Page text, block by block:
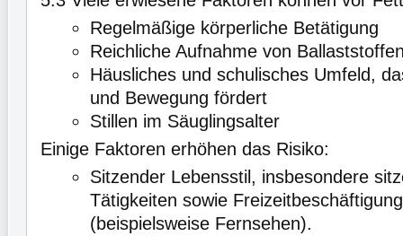
Regelmäßige körperliche Betätigung
Reichliche Aufnahme von
Häusliches und schulisches Umfeld,
und Bewegung fördert
Stillen im Säuglingsalter
Einige Faktoren erhöhen das Risiko:
Sitzender Lebensstil, insbesondere
Tätigkeiten sowie
(beispielsweise Fernsehen).